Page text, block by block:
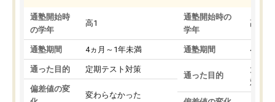
通塾開始時
の学年
高1
通塾期間 4ヵ月～1年未満
通った目的 定期テスト対策
偏差値の変
変わらなかった
通塾開始時の
学年
高3
通塾期間 4ヵ月
通った目的
大学
対策